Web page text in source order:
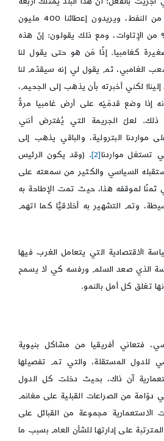
أو خمسة مليارات برميل من النفط، ويريدون إعطائنا 400 مليون
سنويًّا فقط، هذا 5% من الإتاوات، ومع ذلك يقولون: إنّ هذه
كغامبيا. إذًا مَن هو حتى يقول لنا
الغامبي، ثم يقول لي إنه سيقدّم لنا
لكني أخبرته بأن يذهب إلى الجحيم،
إذا وضع قدمَيْه على أرض غامبيا مرةً
لعلّ الجريمة التي يُفترض أنني
هي رفض 5% على مواردنا البترولية، والباقي يذهب إلى
تستغل مواردنا[2]
. (وقد يكون الرئيس
السياسي والكثير من سمعته على
ثمنًا لموقفه هذا، حيث تمت الإطاحة به
وتم التشهير به أخلاقيًّا كما اتهم
الاقتصادية التي يتعامل الغرب فيها
الذي صعد السلم ورفسه كي لا يسمح
تغلق كل أمل بالنمو.
فتعاني أفريقيا من مشاكل بنيوية
للدول المستقلة، والتي تم تفصيلها
آن ذاك، بحيث دخلت كل الدول
دوّامة من الصراعات القبلية على مغانم
الاستعمارية مجموعة من القبائل على
المترتبة على إدارتها للشأن العام بسبب ما